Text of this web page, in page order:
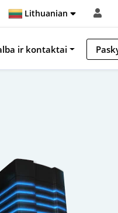
Lithuanian
ir kontaktai